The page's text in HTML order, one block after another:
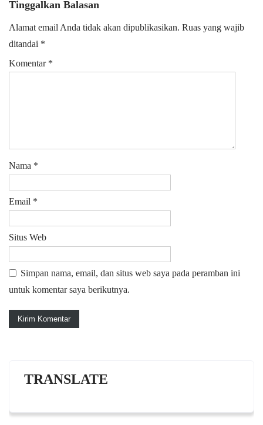
Tinggalkan Balasan
Alamat email Anda tidak akan dipublikasikan. Ruas yang wajib
ditandai *
Komentar *
Nama *
Email *
Situs Web
Simpan nama, email, dan situs web saya pada peramban ini
untuk komentar saya berikutnya.
TRANSLATE